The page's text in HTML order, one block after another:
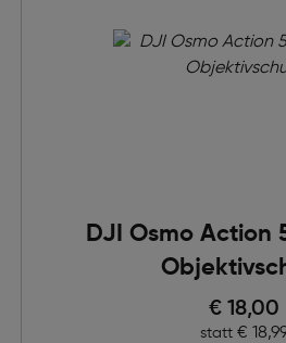
DJI Osmo Action
Preis
€ 18,00
statt €